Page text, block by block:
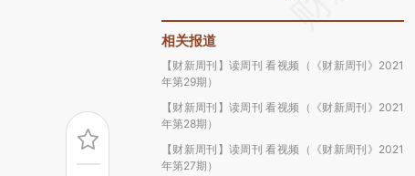
相关报道
【财新周刊】读周刊 看视频（《财新周刊》2021
年第29期）
【财新周刊】读周刊 看视频（《财新周刊》2021
年第28期）
【财新周刊】读周刊 看视频（《财新周刊》2021
年第27期）